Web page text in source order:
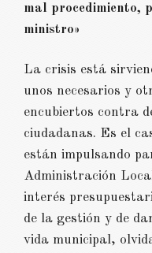
mal procedimiento,
ministro»
La crisis está
unos necesarios y
encubiertos contra
ciudadanas. Es el
están impulsando
Administración
interés
de la gestión y de
vida municipal,